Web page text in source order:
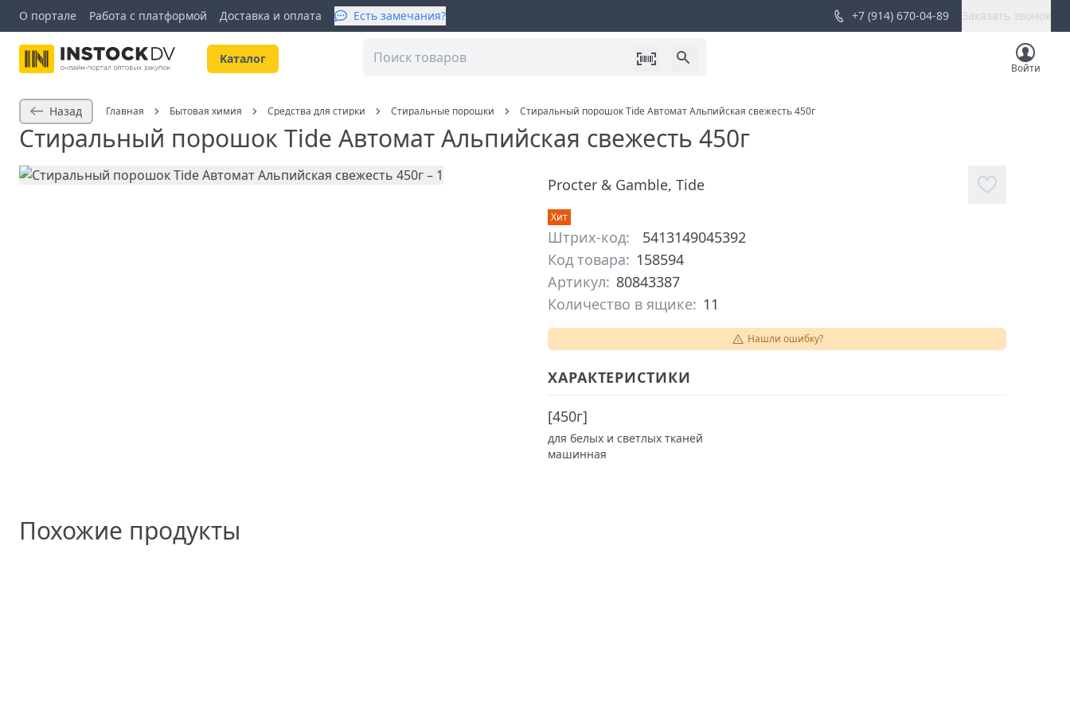
О портале Работа с платформой Доставка и оплата Есть замечания? +7 (914) 670-04-89 Заказать звонок
Kаталог
Войти
Назад Главная Бытовая химия Средства для стирки Стиральные порошки Стиральный порошок Tide Автомат Альпийская свежесть 450г
Стиральный порошок Tide Автомат Альпийская свежесть 450г
Procter & Gamble, Tide
Хит
Штрих-код:
5413149045392
Код товара: 158594
Артикул: 80843387
Количество в ящике: 11
Нашли ошибку?
ХАРАКТЕРИСТИКИ
[450г]
для белых и светлых тканей
машинная
Похожие продукты